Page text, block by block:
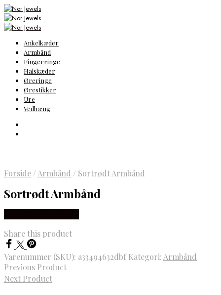
Ankelkæder
Armbånd
Fingerringe
Halskæder
Øreringe
Ørestikker
Ure
Vedhæng
Forside / Armbånd / Sortrødt Armbånd
Sortrødt Armbånd
Share this product
Varenummer (SKU): a33494632dbf Kategori:Armbånd
Previous Product
Next Product